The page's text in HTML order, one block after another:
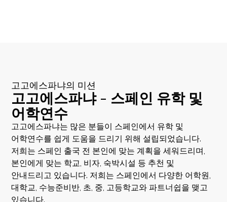
고고에스파냐의 미션
고고에스파냐 - 스페인 유학 및
어학연수
고고에스파냐는 많은 분들이 스페인에서 유학 및
어학연수를 쉽게 도움을 드리기 위해 설립되었습니다.
저희는 스페인 출국 전 본인에 맞는 계획을 세워드리며,
본인에게 맞는 학교, 비자, 숙박시설 등 추천 및
안내드리고 있습니다. 저희는 스페인에서 다양한 어학원,
대학교, 수능준비반, 초, 중, 고등학교와 파트너쉽을 맺고
있습니다.